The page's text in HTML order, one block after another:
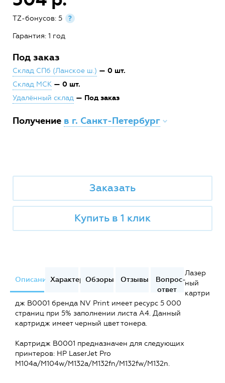
TZ-бонусов: 5 ?
Гарантия: 1 год
Под заказ
Склад СПб (Ланское ш.) — 0 шт.
Склад МСК — 0 шт.
Удалённый склад — Под заказ
Получение в г. Санкт-Петербург
Заказать
Купить в 1 клик
ОписаниеХарактеристики
Обзоры Отзывы
Вопрос-
ответ
Лазер
ный
картри
дж B0001 бренда NV Print имеет ресурс 5 000
страниц при 5% заполнении листа А4. Данный
картридж имеет черный цвет тонера.
Картридж B0001 предназначен для следующих
принтеров: HP LaserJet Pro
M104a/M104w/M132a/M132fn/M132fw/M132n.